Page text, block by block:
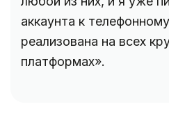
аккаунта к
реализована на всех
платформах».